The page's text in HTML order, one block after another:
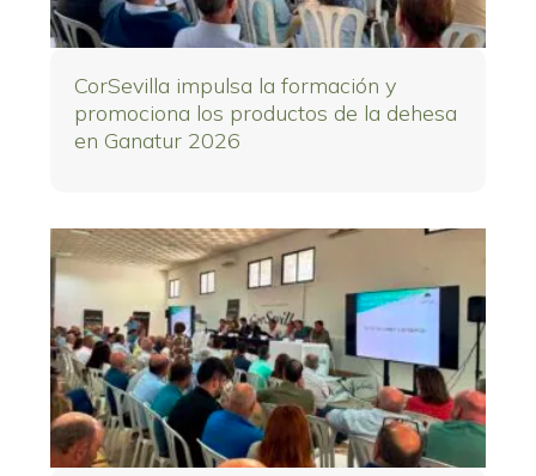
CorSevilla impulsa la formación y
promociona los productos de la dehesa
en Ganatur 2026